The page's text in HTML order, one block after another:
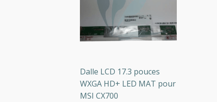
Dalle LCD 17.3 pouces
WXGA HD+ LED MAT pour
MSI CX700